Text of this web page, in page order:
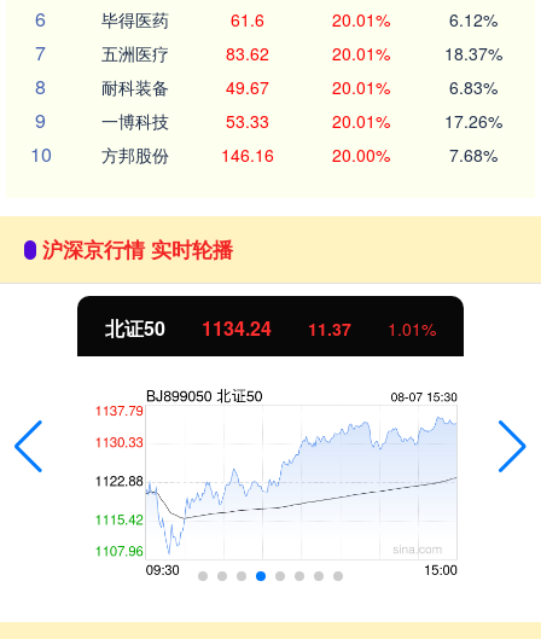
6 毕得医药 61.6 20.01% 6.12%
7 五洲医疗 83.62 20.01% 18.37%
8 耐科装备 49.67 20.01% 6.83%
9 一博科技 53.33 20.01% 17.26%
10 方邦股份 146.16 20.00% 7.68%
沪深京行情 实时轮播
北证50 1134.24 11.37 1.01%